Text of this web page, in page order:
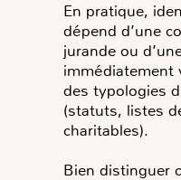
En pratique,
dépend d’une
jurande ou
immédiatement
des typologies
(statuts, listes
charitables).
Bien distinguer